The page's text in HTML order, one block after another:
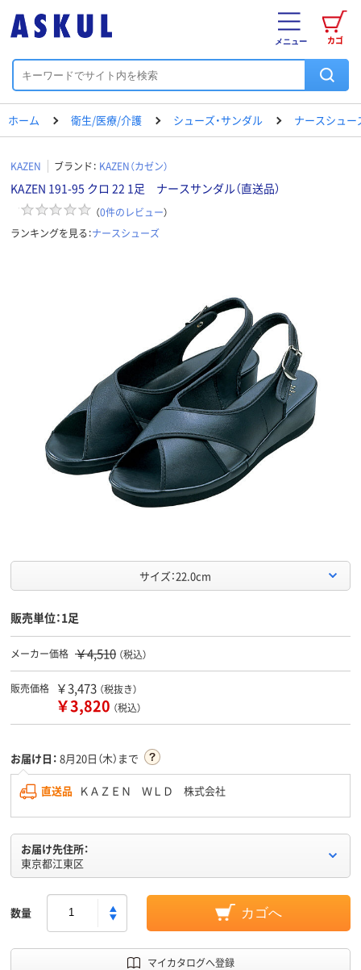
カゴ
メニュー
ホーム 衛生/医療/介護 シューズ・サンダル ナースシュー
KAZEN ブランド： KAZEN（カゼン）
KAZEN 191-95 クロ 22 1足 ナースサンダル（直送品）
（0件のレビュー）
ランキングを見る：ナースシューズ
サイズ：22.0cm
販売単位：1足
メーカー価格 ￥4,510 （税込）
販売価格 ￥3,473 （税抜き）
￥3,820 （税込）
お届け日： 8月20日（木）まで
直送品 ＫＡＺＥＮ ＷＬＤ 株式会社
お届け先住所：
東京都江東区
数量 カゴへ
マイカタログへ登録